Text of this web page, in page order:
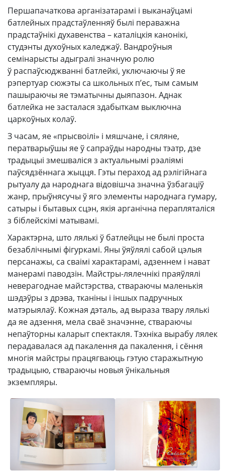
Першапачаткова арганізатарамі і выканаўцамі
батлейных прадстаўленняў былі пераважна
прадстаўнікі духавенства – каталіцкія канонікі,
студэнты духоўных каледжаў. Вандроўныя
семінарысты адыгралі значную ролю
ў распаўсюджванні батлейкі, уключаючы ў яе
рэпертуар сюжэты са школьных п’ес, тым самым
пашыраючы яе тэматычны дыяпазон. Аднак
батлейка не засталася здабыткам выключна
царкоўных колаў.
З часам, яе «прысвоілі» і мяшчане, і сяляне,
ператварыўшы яе ў сапраўды народны тэатр, дзе
традыцыі змешваліся з актуальнымі рэаліямі
паўсядзённага жыцця. Гэты пераход ад рэлігійнага
рытуалу да народнага відовішча значна ўзбагаціў
жанр, прыўнясучы ў яго элементы народнага гумару,
сатыры і бытавых сцэн, якія арганічна перапляталіся
з біблейскімі матывамі.
Характэрна, што лялькі ў батлейцы не былі проста
безаблічнымі фігуркамі. Яны ўяўлялі сабой цэлыя
персанажы, са сваімі характарамі, адзеннем і нават
манерамі паводзін. Майстры-лялечнікі праяўлялі
неверагоднае майстэрства, ствараючы маленькія
шэдэўры з дрэва, тканіны і іншых падручных
матэрыялаў. Кожная дэталь, ад выраза твару лялькі
да яе адзення, мела сваё значэнне, ствараючы
непаўторны каларыт спектакля. Тэхніка вырабу лялек
перадавалася ад пакалення да пакалення, і сёння
многія майстры працягваюць гэтую старажытную
традыцыю, ствараючы новыя ўнікальныя
экземпляры.